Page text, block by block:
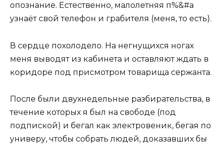
опознание. Естественно, малолетняя п%&#а
узнаёт свой телефон и грабителя (меня, то есть).
В сердце похолодело. На негнущихся ногах
меня выводят из кабинета и оставляют ждать в
коридоре под присмотром товарища сержанта.
После были двухнедельные разбирательства, в
течение которых я был на свободе (под
подпиской) и бегал как электровеник, бегая по
универу, чтобы собрать людей, доказавших бы